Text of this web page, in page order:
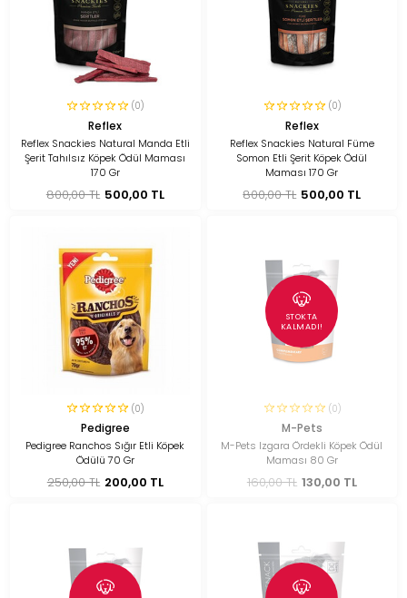
(0)
Reflex
Reflex Snackies Natural Manda Etli
Şerit Tahılsız Köpek Ödül Maması
170 Gr
800,00 TL 500,00 TL
(0)
Reflex
Reflex Snackies Natural Füme
Somon Etli Şerit Köpek Ödül
Maması 170 Gr
800,00 TL 500,00 TL
(0)
Pedigree
Pedigree Ranchos Sığır Etli Köpek
Ödülü 70 Gr
250,00 TL 200,00 TL
STOKTA
KALMADI!
(0)
M-Pets
M-Pets Izgara Ördekli Köpek Ödül
Maması 80 Gr
160,00 TL 130,00 TL